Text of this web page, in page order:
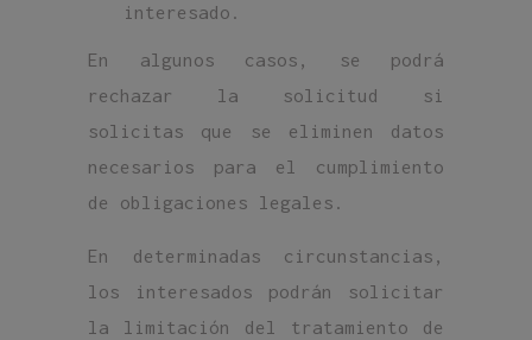
interesado.
En algunos casos, se podrá
rechazar la solicitud si
solicitas que se eliminen datos
necesarios para el cumplimiento
de obligaciones legales.
En determinadas circunstancias,
los interesados podrán solicitar
la limitación del tratamiento de